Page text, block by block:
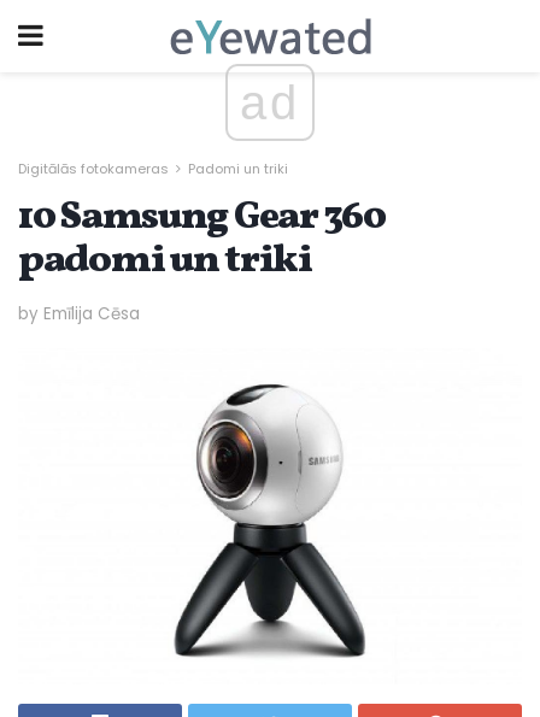
ad
Digitālās fotokameras Padomi un triki
10 Samsung Gear 360
padomi un triki
by Emīlija Cēsa